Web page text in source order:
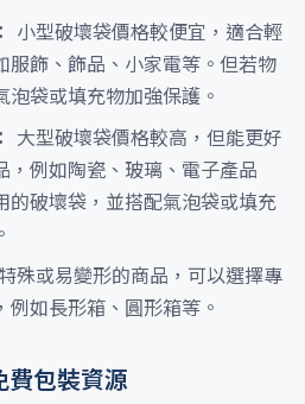
小型破壞袋價格較便宜，適合輕
服飾、飾品、小家電等。但若物
泡袋或填充物加強保護。
大型破壞袋價格較高，但能更好
，例如陶瓷、玻璃、電子產品
的破壞袋，並搭配氣泡袋或填充
殊或易變形的商品，可以選擇專
例如長形箱、圓形箱等。
費包裝資源